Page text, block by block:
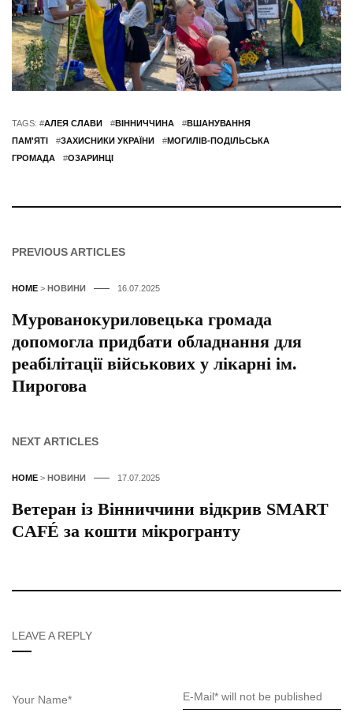
TAGS: #АЛЕЯ СЛАВИ #ВІННИЧЧИНА #ВШАНУВАННЯ
ПАМ'ЯТІ
#ЗАХИСНИКИ УКРАЇНИ #МОГИЛІВ-ПОДІЛЬСЬКА
ГРОМАДА
#ОЗАРИНЦІ
PREVIOUS ARTICLES
HOME > НОВИНИ 16.07.2025
Мурованокуриловецька громада
допомогла придбати обладнання для
реабілітації військових у лікарні ім.
Пирогова
NEXT ARTICLES
HOME > НОВИНИ 17.07.2025
Ветеран із Вінниччини відкрив SMART
CAFÉ за кошти мікрогранту
LEAVE A REPLY